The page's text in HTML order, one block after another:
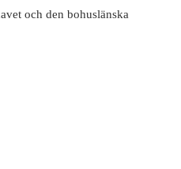
och den bohuslänska